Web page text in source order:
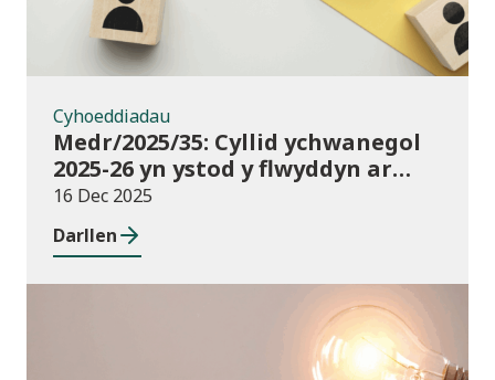
Cyhoeddiadau
Medr/2025/35: Cyllid ychwanegol
2025-26 yn ystod y flwyddyn ar
gyfer darpariaeth conservatoire
cerddoriaeth a drama sy’n
seiliedig ar berfformio
16 Dec 2025
Darllen